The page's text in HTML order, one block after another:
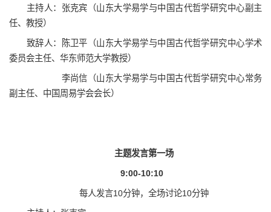
主持人：张克宾（山东大学易学与中国古代哲学研究中心副主
任、教授）
致辞人：陈卫平（山东大学易学与中国古代哲学研究中心学术
委员会主任、华东师范大学教授）
李尚信（山东大学易学与中国古代哲学研究中心常务
副主任、中国周易学会会长）
主题发言第一场
9:00-10:10
每人发言10分钟，全场讨论10分钟